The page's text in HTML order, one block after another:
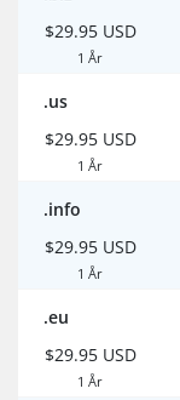
$29.95 USD
1 År
.us
$29.95 USD
1 År
.info
$29.95 USD
1 År
.eu
$29.95 USD
1 År